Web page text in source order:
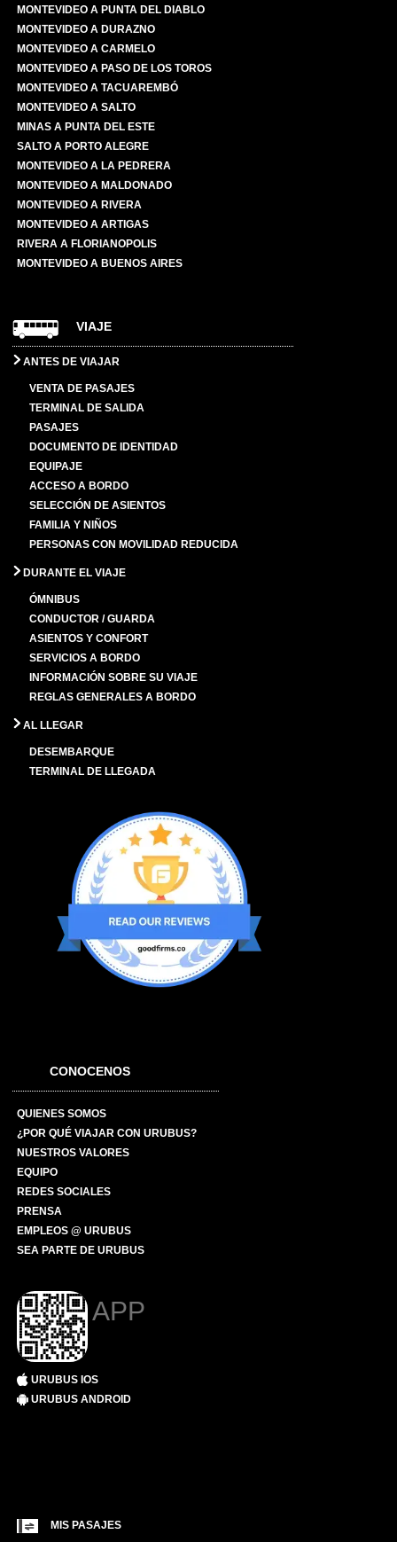
MONTEVIDEO A PUNTA DEL DIABLO
MONTEVIDEO A DURAZNO
MONTEVIDEO A CARMELO
MONTEVIDEO A PASO DE LOS TOROS
MONTEVIDEO A TACUAREMBÓ
MONTEVIDEO A SALTO
MINAS A PUNTA DEL ESTE
SALTO A PORTO ALEGRE
MONTEVIDEO A LA PEDRERA
MONTEVIDEO A MALDONADO
MONTEVIDEO A RIVERA
MONTEVIDEO A ARTIGAS
RIVERA A FLORIANOPOLIS
MONTEVIDEO A BUENOS AIRES
VIAJE
ANTES DE VIAJAR
VENTA DE PASAJES
TERMINAL DE SALIDA
PASAJES
DOCUMENTO DE IDENTIDAD
EQUIPAJE
ACCESO A BORDO
SELECCIÓN DE ASIENTOS
FAMILIA Y NIÑOS
PERSONAS CON MOVILIDAD REDUCIDA
DURANTE EL VIAJE
ÓMNIBUS
CONDUCTOR / GUARDA
ASIENTOS Y CONFORT
SERVICIOS A BORDO
INFORMACIÓN SOBRE SU VIAJE
REGLAS GENERALES A BORDO
AL LLEGAR
DESEMBARQUE
TERMINAL DE LLEGADA
CONOCENOS
QUIENES SOMOS
¿POR QUÉ VIAJAR CON URUBUS?
NUESTROS VALORES
EQUIPO
REDES SOCIALES
PRENSA
EMPLEOS @ URUBUS
SEA PARTE DE URUBUS
APP
URUBUS IOS
URUBUS ANDROID
MIS PASAJES